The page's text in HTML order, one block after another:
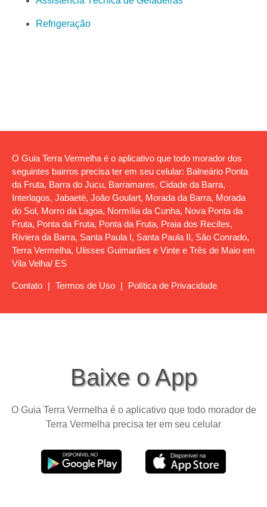
Refrigeração
O Guia Terra Vermelha é o aplicativo que todo morador dos
seguintes bairros precisa ter em seu celular: Balneário Ponta
da Fruta, Barra do Jucu, Barramares, Cidade da Barra,
Interlagos, Jabaeté, João Goulart, Morada da Barra, Morada
do Sol, Morro da Lagoa, Normília da Cunha, Nova Ponta da
Fruta, Ponta da Fruta, Ponta da Fruta, Praia dos Recifes,
Riviera da Barra, Santa Paula I, Santa Paula II, São Conrado,
Terra Vermelha, Ulisses Guimarães e Vinte e Três de Maio em
Vila Velha/ ES
Contato | Termos de Uso | Política de Privacidade
Baixe o App
O Guia Terra Vermelha é o aplicativo que todo morador de
Terra Vermelha precisa ter em seu celular